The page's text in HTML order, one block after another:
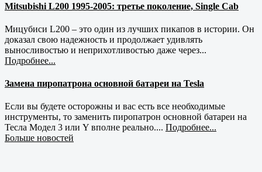
Mitsubishi L200 1995-2005: третье поколение, Single Cab
Мицубиси L200 – это один из лучших пикапов в истории. Он
доказал свою надежность и продолжает удивлять
выносливостью и неприхотливостью даже через...
Подробнее...
Замена пиропатрона основной батареи на Tesla
Если вы будете осторожны и вас есть все необходимые
инструменты, то заменить пиропатрон основной батареи на
Тесла Модел 3 или Y вполне реально.... Подробнее...
Больше новостей